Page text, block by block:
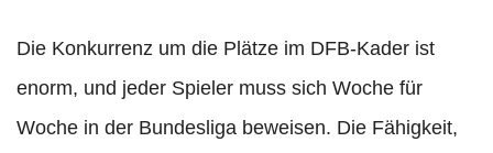
Die Konkurrenz um die Plätze im DFB-Kader ist
enorm, und jeder Spieler muss sich Woche für
Woche in der Bundesliga beweisen. Die Fähigkeit,